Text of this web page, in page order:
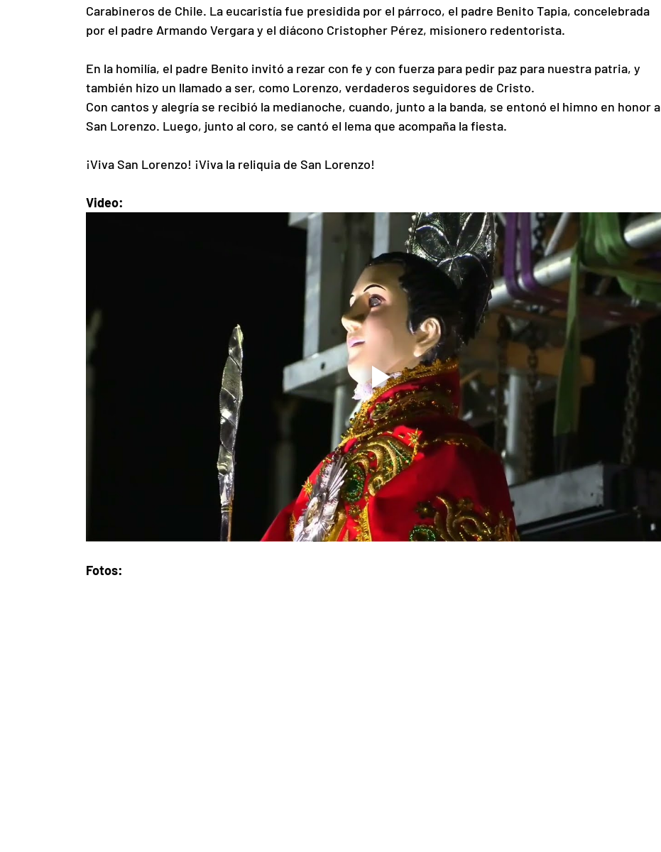
Carabineros de Chile. La eucaristía fue presidida por el párroco, el padre Benito Tapia, concelebrada
por el padre Armando Vergara y el diácono Cristopher Pérez, misionero redentorista.
En la homilía, el padre Benito invitó a rezar con fe y con fuerza para pedir paz para nuestra patria, y
también hizo un llamado a ser, como Lorenzo, verdaderos seguidores de Cristo.
Con cantos y alegría se recibió la medianoche, cuando, junto a la banda, se entonó el himno en honor a
San Lorenzo. Luego, junto al coro, se cantó el lema que acompaña la fiesta.
¡Viva San Lorenzo! ¡Viva la reliquia de San Lorenzo!
Video:
Fotos: